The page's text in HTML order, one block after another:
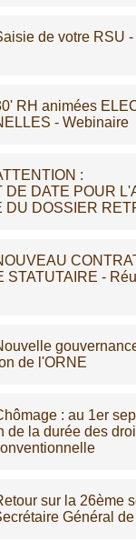
de votre RSU -
RH animées
- Webinaire
:
DE DATE POUR
DU DOSSIER
STATUTAIRE -
de l'ORNE
: au 1er
de la durée des
sur la 26ème
Général